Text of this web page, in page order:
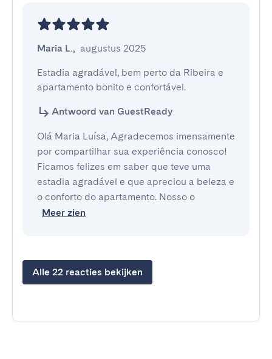
Maria L., augustus 2025
Estadia agradável, bem perto da Ribeira e
apartamento bonito e confortável.
Antwoord van GuestReady
Olá Maria Luísa, Agradecemos imensamente
por compartilhar sua experiência conosco!
Ficamos felizes em saber que teve uma
estadia agradável e que apreciou a beleza e
o conforto do apartamento. Nosso o
Meer zien
Alle 22 reacties bekijken